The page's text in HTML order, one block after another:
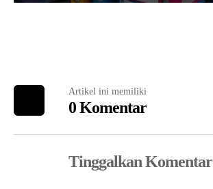
Artikel ini memiliki
0 Komentar
Tinggalkan Komentar